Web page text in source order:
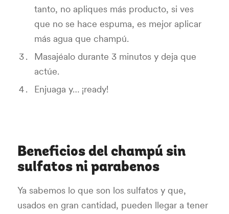
tanto, no apliques más producto, si ves
que no se hace espuma, es mejor aplicar
más agua que champú.
Masajéalo durante 3 minutos y deja que
actúe.
Enjuaga y… ¡ready!
Beneficios del champú sin
sulfatos ni parabenos
Ya sabemos lo que son los sulfatos y que,
usados en gran cantidad, pueden llegar a tener